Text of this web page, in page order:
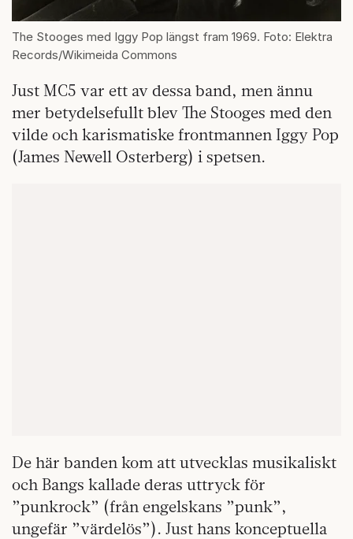
The Stooges med Iggy Pop längst fram 1969. Foto: Elektra
Records/Wikimeida Commons
Just MC5 var ett av dessa band, men ännu
mer betydelsefullt blev The Stooges med den
vilde och karismatiske frontmannen Iggy Pop
(James Newell Osterberg) i spetsen.
De här banden kom att utvecklas musikaliskt
och Bangs kallade deras uttryck för
”punkrock” (från engelskans ”punk”,
ungefär ”värdelös”). Just hans konceptuella